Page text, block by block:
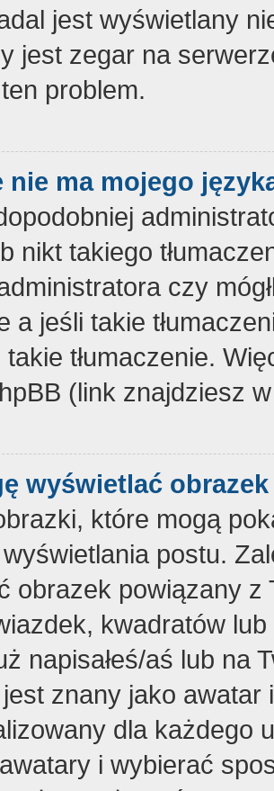
jest wyświetlany
jest zegar na
problem.
nie ma mojego
nikt takiego
czy
a jeśli takie
tłumaczenie.
(link znajdziesz
wyświetlać
które mogą
postu.
obrazek powiązany z
kwadratów
napisałeś/aś lub na
znany jako
dla każdego
i wybierać